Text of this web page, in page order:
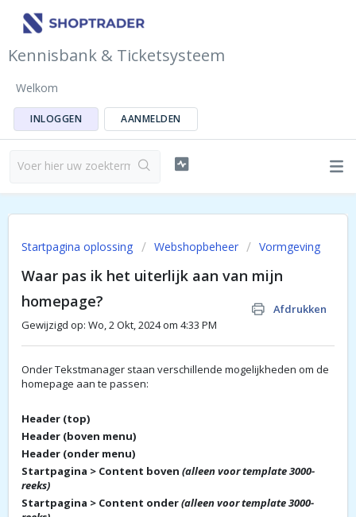
Kennisbank & Ticketsysteem
Welkom
INLOGGEN AANMELDEN
Startpagina oplossing Webshopbeheer Vormgeving
Waar pas ik het uiterlijk aan van mijn
homepage?
Afdrukken
Gewijzigd op: Wo, 2 Okt, 2024 om 4:33 PM
Onder Tekstmanager staan verschillende mogelijkheden om de
homepage aan te passen:
Header (top)
Header (boven menu)
Header (onder menu)
Startpagina > Content boven (alleen voor template 3000-
reeks)
Startpagina > Content onder(alleen voor template 3000-